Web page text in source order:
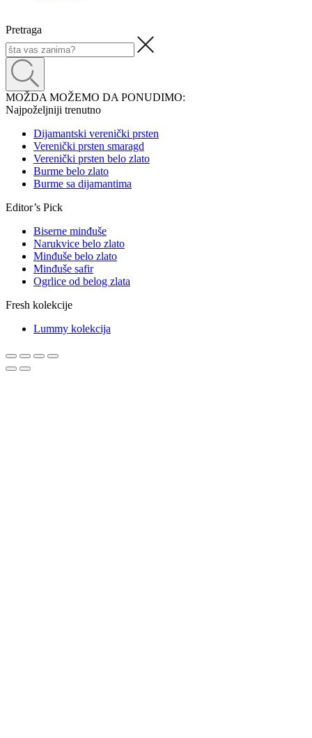
Pretraga
MOŽDA MOŽEMO DA PONUDIMO:
Najpoželjniji trenutno
Dijamantski verenički prsten
Verenički prsten smaragd
Verenički prsten belo zlato
Burme belo zlato
Burme sa dijamantima
Editor’s Pick
Biserne minđuše
Narukvice belo zlato
Minđuše belo zlato
Minđuše safir
Ogrlice od belog zlata
Fresh kolekcije
Lummy kolekcija